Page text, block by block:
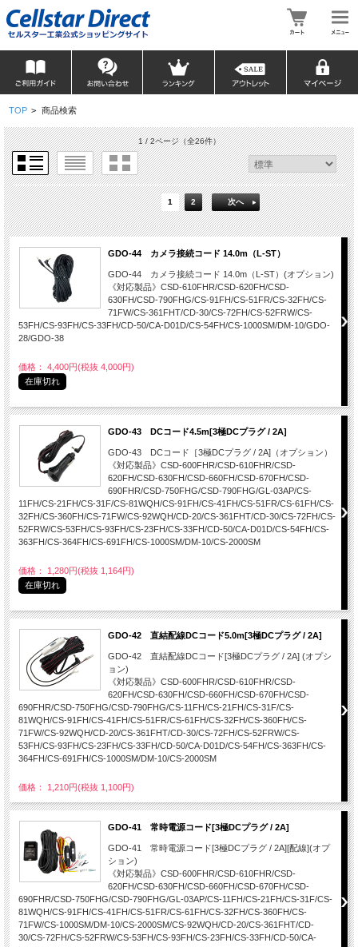
TOP > 商品検索
1 / 2ページ（全26件）
1 2 次へ
GDO-44 カメラ接続コード 14.0m（L-ST）
GDO-44 カメラ接続コード 14.0m（L-ST）(オプション)
《対応製品》CSD-610FHR/CSD-620FH/CSD-
630FH/CSD-790FHG/CS-91FH/CS-51FR/CS-32FH/CS-
71FW/CS-361FHT/CD-30/CS-72FH/CS-52FRW/CS-
53FH/CS-93FH/CS-33FH/CD-50/CA-D01D/CS-54FH/CS-1000SM/DM-10/GDO-
28/GDO-38
価格： 4,400円(税抜 4,000円)
在庫切れ
GDO-43 DCコード4.5m[3極DCプラグ / 2A]
GDO-43 DCコード［3極DCプラグ / 2A]（オプション）
《対応製品》CSD-600FHR/CSD-610FHR/CSD-
620FH/CSD-630FH/CSD-660FH/CSD-670FH/CSD-
690FHR/CSD-750FHG/CSD-790FHG/GL-03AP/CS-
11FH/CS-21FH/CS-31F/CS-81WQH/CS-91FH/CS-41FH/CS-51FR/CS-61FH/CS-
32FH/CS-360FH/CS-71FW/CS-92WQH/CD-20/CS-361FHT/CD-30/CS-72FH/CS-
52FRW/CS-53FH/CS-93FH/CS-23FH/CS-33FH/CD-50/CA-D01D/CS-54FH/CS-
363FH/CS-364FH/CS-691FH/CS-1000SM/DM-10/CS-2000SM
価格： 1,280円(税抜 1,164円)
在庫切れ
GDO-42 直結配線DCコード5.0m[3極DCプラグ / 2A]
GDO-42 直結配線DCコード[3極DCプラグ / 2A] (オプシ
ョン)
《対応製品》CSD-600FHR/CSD-610FHR/CSD-
620FH/CSD-630FH/CSD-660FH/CSD-670FH/CSD-
690FHR/CSD-750FHG/CSD-790FHG/CS-11FH/CS-21FH/CS-31F/CS-
81WQH/CS-91FH/CS-41FH/CS-51FR/CS-61FH/CS-32FH/CS-360FH/CS-
71FW/CS-92WQH/CD-20/CS-361FHT/CD-30/CS-72FH/CS-52FRW/CS-
53FH/CS-93FH/CS-23FH/CS-33FH/CD-50/CA-D01D/CS-54FH/CS-363FH/CS-
364FH/CS-691FH/CS-1000SM/DM-10/CS-2000SM
価格： 1,210円(税抜 1,100円)
GDO-41 常時電源コード[3極DCプラグ / 2A]
GDO-41 常時電源コード[3極DCプラグ / 2A][配線](オプ
ション)
《対応製品》CSD-600FHR/CSD-610FHR/CSD-
620FH/CSD-630FH/CSD-660FH/CSD-670FH/CSD-
690FHR/CSD-750FHG/CSD-790FHG/GL-03AP/CS-11FH/CS-21FH/CS-31F/CS-
81WQH/CS-91FH/CS-41FH/CS-51FR/CS-61FH/CS-32FH/CS-360FH/CS-
71FW/CS-1000SM/DM-10/CS-2000SM/CS-92WQH/CD-20/CS-361FHT/CD-
30/CS-72FH/CS-52FRW/CS-53FH/CS-93FH/CS-23FH/CS-33FH/CD-50/CA-